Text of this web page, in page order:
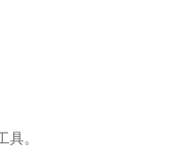
。